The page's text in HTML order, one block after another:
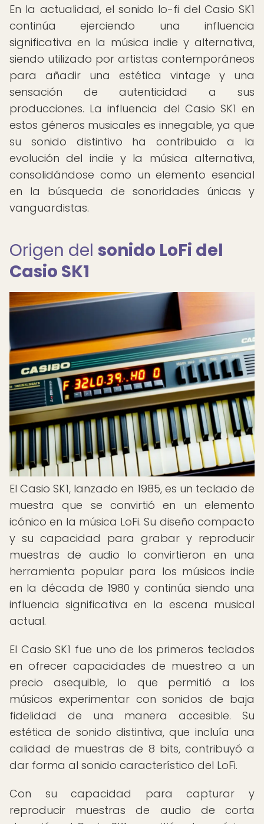
En la actualidad, el sonido lo-fi del Casio SK1
continúa ejerciendo una influencia
significativa en la música indie y alternativa,
siendo utilizado por artistas contemporáneos
para añadir una estética vintage y una
sensación de autenticidad a sus
producciones. La influencia del Casio SK1 en
estos géneros musicales es innegable, ya que
su sonido distintivo ha contribuido a la
evolución del indie y la música alternativa,
consolidándose como un elemento esencial
en la búsqueda de sonoridades únicas y
vanguardistas.
Origen del sonido LoFi del
Casio SK1
El Casio SK1, lanzado en 1985, es un teclado de
muestra que se convirtió en un elemento
icónico en la música LoFi. Su diseño compacto
y su capacidad para grabar y reproducir
muestras de audio lo convirtieron en una
herramienta popular para los músicos indie
en la década de 1980 y continúa siendo una
influencia significativa en la escena musical
actual.
El Casio SK1 fue uno de los primeros teclados
en ofrecer capacidades de muestreo a un
precio asequible, lo que permitió a los
músicos experimentar con sonidos de baja
fidelidad de una manera accesible. Su
estética de sonido distintiva, que incluía una
calidad de muestras de 8 bits, contribuyó a
dar forma al sonido característico del LoFi.
Con su capacidad para capturar y
reproducir muestras de audio de corta